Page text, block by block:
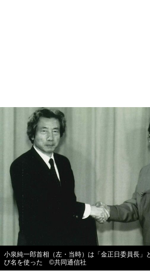
小泉純一郎首相（左・当時）は「金正日委員長」
び名を使った ©共同通信社